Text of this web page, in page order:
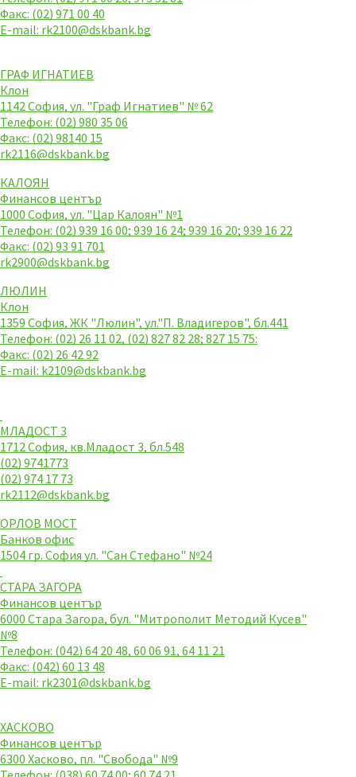
Факс: (02) 971 00 40
E-mail: rk2100@dskbank.bg
ГРАФ ИГНАТИЕВ
Клон
1142 София, ул. "Граф Игнатиев" № 62
Телефон: (02) 980 35 06
Факс: (02) 98140 15
rk2116@dskbank.bg
КАЛОЯН
Финансов център
1000 София, ул. "Цар Калоян" №1
Телефон: (02) 939 16 00; 939 16 24; 939 16 20; 939 16 22
Факс: (02) 93 91 701
rk2900@dskbank.bg
ЛЮЛИН
Клон
1359 София, ЖК "Люлин", ул."П. Владигеров", бл.441
Телефон: (02) 26 11 02, (02) 827 82 28; 827 15 75:
Факс: (02) 26 42 92
E-mail: k2109@dskbank.bg
МЛАДОСТ 3
1712 София, кв.Младост 3, бл.548
(02) 9741773
(02) 974 17 73
rk2112@dskbank.bg
ОРЛОВ МОСТ
Банков офис
1504 гр. София ул. "Сан Стефано" №24
СТАРА ЗАГОРА
Финансов център
6000 Стара Загора, бул. "Митрополит Методий Кусев"
№8
Телефон: (042) 64 20 48, 60 06 91, 64 11 21
Факс: (042) 60 13 48
E-mail: rk2301@dskbank.bg
ХАСКОВО
Финансов център
6300 Хасково, пл. "Свобода" №9